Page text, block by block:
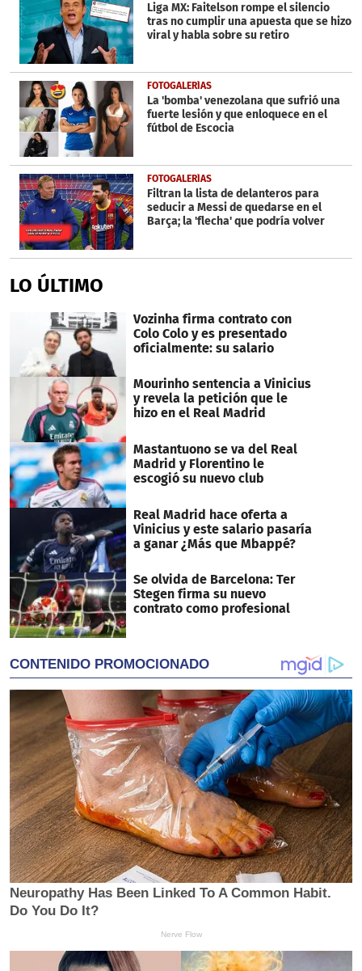
Liga MX: Faitelson rompe el silencio
tras no cumplir una apuesta que se hizo
viral y habla sobre su retiro
FOTOGALERÍAS
La 'bomba' venezolana que sufrió una
fuerte lesión y que enloquece en el
fútbol de Escocia
FOTOGALERÍAS
Filtran la lista de delanteros para
seducir a Messi de quedarse en el
Barça; la 'flecha' que podría volver
LO ÚLTIMO
Vozinha firma contrato con
Colo Colo y es presentado
oficialmente: su salario
Mourinho sentencia a Vinicius
y revela la petición que le
hizo en el Real Madrid
Mastantuono se va del Real
Madrid y Florentino le
escogió su nuevo club
Real Madrid hace oferta a
Vinicius y este salario pasaría
a ganar ¿Más que Mbappé?
Se olvida de Barcelona: Ter
Stegen firma su nuevo
contrato como profesional